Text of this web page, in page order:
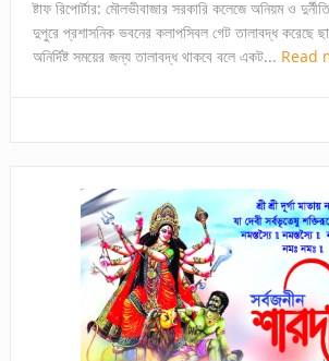
ষ্টাফ রিপোর্টার: মৌলভীবাজার সরকারি কলেজে অনিয়ম ও
দুপুরে প্রশাসনিক ভবনের কলাপসিবল গেট তালাবদ্ধ করেছে
অনির্দিষ্ট সময়ের জন্য তালাবদ্ধ থাকবে বলে একট... Read